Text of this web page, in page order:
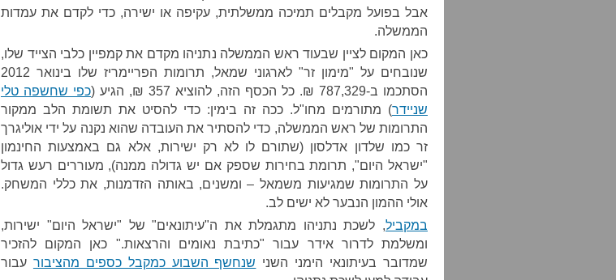
אבל בפועל מקבלים תמיכה ממשלתית, עקיפה או ישירה, כדי לקדם את עמדות
הממשלה.
כאן המקום לציין שבעוד ראש הממשלה נתניהו מקדם את קמפיין כלבי הצייד שלו,
שנובחים על "מימון זר" לארגוני שמאל, תרומות הפריימריז שלו בינואר 2012
הסתכמו ב-787,329 ₪. כל הכסף הזה, להוציא 357 ₪, הגיע (
כפי שחשפה טלי
שניידר) מתורמים מחו"ל. ככה זה בימין: כדי להסיט את תשומת הלב ממקור
התרומות של ראש הממשלה, כדי להסתיר את העובדה שהוא נקנה על ידי אוליגרך
זר כמו שלדון אדלסון (שתורם לו לא רק ישירות, אלא גם באמצעות החינמון
"ישראל היום", תרומת בחירות שספק אם יש גדולה ממנה), מעוררים רעש גדול
על התרומות שמגיעות משמאל – ומשנים, באותה הזדמנות, את כללי המשחק.
אולי ההמון הנבער לא ישים לב.
במקביל, לשכת נתניהו מתגמלת את ה"עיתונאים" של "ישראל היום" ישירות,
ומשלמת לדרור אידר עבור "כתיבת נאומים והרצאות." כאן המקום להזכיר
שמדובר בעיתונאי הימני השני שנחשף השבוע כמקבל כספים מהציבור עבור